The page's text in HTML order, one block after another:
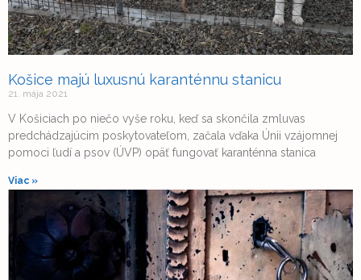
Košice majú luxusnú karanténnu stanicu
21. mája 2021
V Košiciach po niečo vyše roku, keď sa skončila zmluvas
predchádzajúcim poskytovateľom, začala vďaka Únii vzájomnej
pomoci ľudí a psov (ÚVP) opäť fungovať karanténna stanica
Viac »